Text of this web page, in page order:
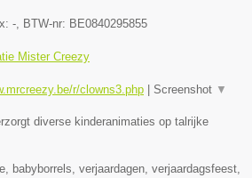
-, BTW-nr: BE0840295855
Mister Creezy
r/clowns3.php Screenshot ▼
diverse kinderanimaties op talrijke
babyborrels, verjaardagen, verjaardagsfeest,